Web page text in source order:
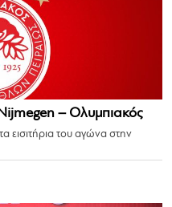
– Ολυμπιακός
εισιτήρια του αγώνα στην